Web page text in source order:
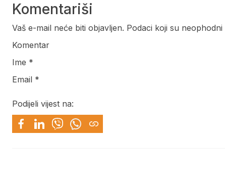
Komentariši
Vaš e-mail neće biti objavljen. Podaci koji su
Komentar
Ime *
Email *
Podijeli vijest na: